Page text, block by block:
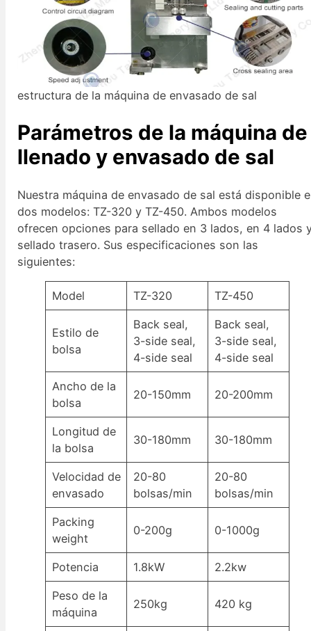
estructura de la máquina de envasado de sal
Parámetros de la máquina de
llenado y envasado de sal
Nuestra máquina de envasado de sal está disponible
dos modelos: TZ-320 y TZ-450. Ambos modelos
ofrecen opciones para sellado en 3 lados, en 4 lados
sellado trasero. Sus especificaciones son las
siguientes:
Model TZ-320 TZ-450
Estilo de
bolsa
Back seal,
3-side seal,
4-side seal
Back seal,
3-side seal,
4-side seal
Ancho de la
bolsa
20-150mm 20-200mm
Longitud de
la bolsa
30-180mm 30-180mm
Velocidad de
envasado
20-80
bolsas/min
20-80
bolsas/min
Packing
weight
0-200g 0-1000g
Potencia 1.8kW 2.2kw
Peso de la
máquina
250kg 420 kg